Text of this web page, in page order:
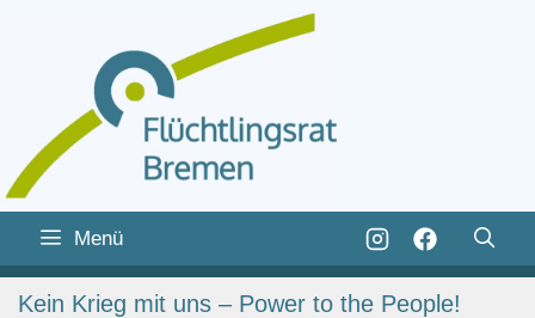
Zum
Inhalt
springen
springen
Menü
Kein Krieg mit uns – Power to the People!